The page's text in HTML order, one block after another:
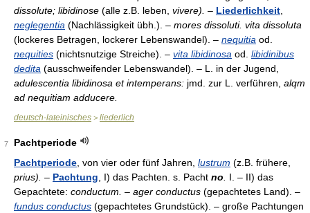
dissolute; libidinose (alle z.B. leben, vivere). – Liederlichkeit
neglegentia (Nachlässigkeit übh.). – mores dissoluti. vita dissoluta
(lockeres Betragen, lockerer Lebenswandel). – nequitia od.
nequities (nichtsnutzige Streiche). – vita libidinosa od. libidinibus
dedita (ausschweifender Lebenswandel). – L. in der Jugend,
adulescentia libidinosa et intemperans: jmd. zur L. verführen, alqm
ad nequitiam adducere.
deutsch-lateinisches > liederlich
7
Pachtperiode
Pachtperiode , von vier oder fünf Jahren, lustrum (z.B. frühere,
prius). – Pachtung , I) das Pachten. s. Pacht no
I. – II) das
Gepachtete: conductum. – ager conductus (gepachtetes Land). –
fundus conductus (gepachtetes Grundstück). – große Pachtungen